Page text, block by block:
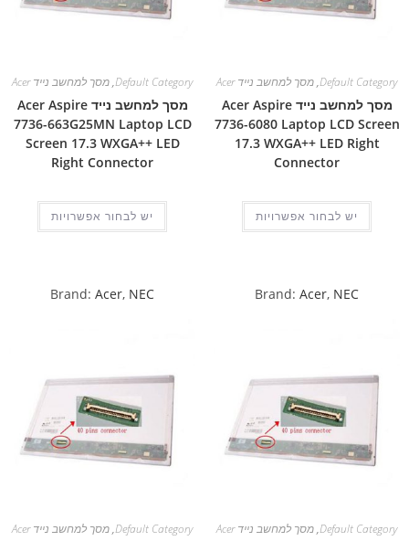
Default Category
,מסך למחשב נייד Acer
מסך למחשב נייד Acer Aspire
7736-6080 Laptop LCD Screen
17.3 WXGA++ LED Right
Connector
יש לבחור אפשרויות
Default Category
,מסך למחשב נייד Acer
מסך למחשב נייד Acer Aspire
7736-663G25MN Laptop LCD
Screen 17.3 WXGA++ LED
Right Connector
יש לבחור אפשרויות
Brand: Acer, NEC
Default Category
,מסך למחשב נייד Acer
Brand: Acer, NEC
Default Category
,מסך למחשב נייד Acer